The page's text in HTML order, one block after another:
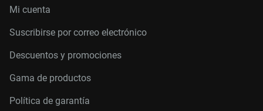
Mi cuenta
Suscribirse por correo electrónico
Descuentos y promociones
Gama de productos
Política de garantía